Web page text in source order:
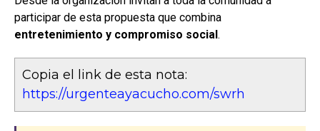
participar de esta propuesta que combina
entretenimiento y compromiso social.
Copia el link de esta nota:
https://urgenteayacucho.com/swrh